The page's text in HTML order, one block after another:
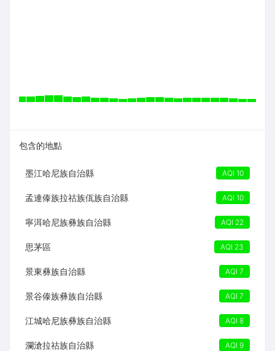
包含的地點
墨江哈尼族自治縣 AQI 10
孟連傣族拉祜族佤族自治縣 AQI 10
寧洱哈尼族彝族自治縣 AQI 22
思茅區 AQI 23
景東彝族自治縣 AQI 7
景谷傣族彝族自治縣 AQI 7
江城哈尼族彝族自治縣 AQI 8
瀾滄拉祜族自治縣 AQI 9